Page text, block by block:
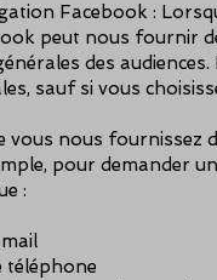
Facebook :
peut nous fournir
des
sauf si vous
nous fournissez
pour demander
:
téléphone